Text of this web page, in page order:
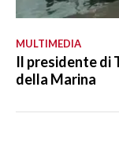
MULTIMEDIA
Il presidente di
della Marina